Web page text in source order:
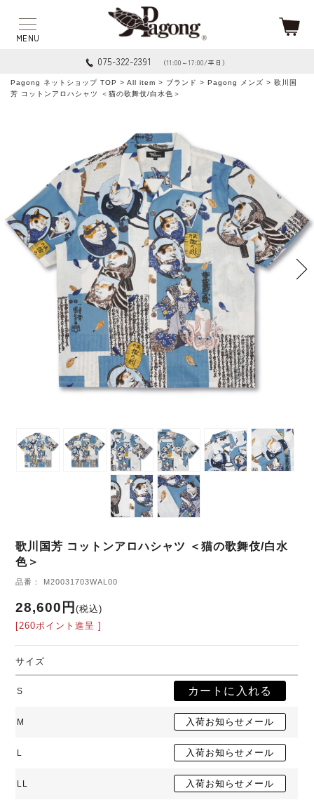
075-322-2391 （11:00～17:00/平日）
Pagong ネットショップ TOP > All item > ブランド > Pagong メンズ > 歌川国
芳 コットンアロハシャツ ＜猫の歌舞伎/白水色＞
歌川国芳 コットンアロハシャツ ＜猫の歌舞伎/白水
色＞
品番： M20031703WAL00
28,600円(税込)
[260ポイント進呈 ]
サイズ
S
M
L
LL